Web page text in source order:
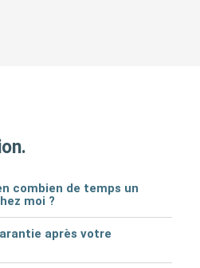
combien de temps un
moi ?
après votre